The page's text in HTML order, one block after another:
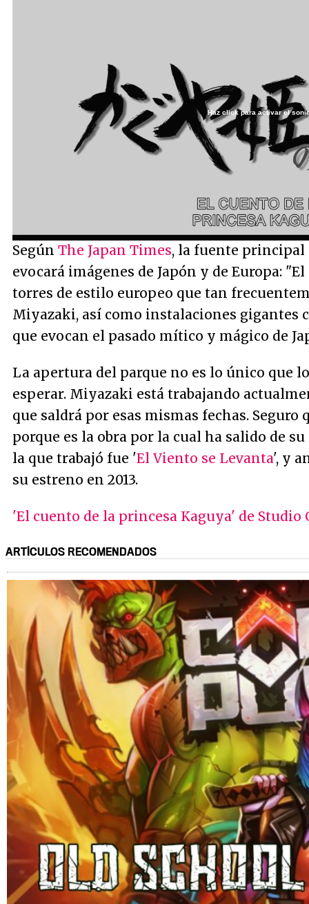
Haz click para activar el
Según The Japan Times, la fuente principal
evocará imágenes de Japón y de Europa: "El
torres de estilo europeo que tan
Miyazaki, así como instalaciones gigantes
que evocan el pasado mítico y mágico de
La apertura del parque no es lo único que
esperar. Miyazaki está trabajando
que saldrá por esas mismas fechas.
porque es la obra por la cual ha salido de
la que trabajó fue 'El Viento se Levanta', y
su estreno en 2013.
'El cuento de la princesa Kaguya' de
ARTÍCULOS RECOMENDADOS